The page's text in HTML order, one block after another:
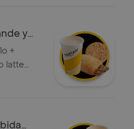
y
+
latte
de